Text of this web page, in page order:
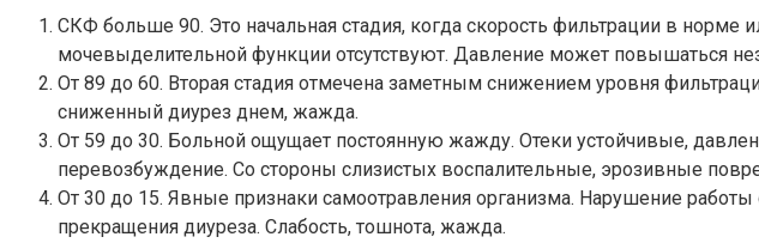
СКФ больше 90. Это начальная стадия, когда скорость фильтрации в
мочевыделительной функции отсутствуют. Давление может повышаться
От 89 до 60. Вторая стадия отмечена заметным снижением уровня
сниженный диурез днем, жажда.
От 59 до 30. Больной ощущает постоянную жажду. Отеки устойчивые,
перевозбуждение. Со стороны слизистых воспалительные, эрозивные
От 30 до 15. Явные признаки самоотравления организма. Нарушение
прекращения диуреза. Слабость, тошнота, жажда.